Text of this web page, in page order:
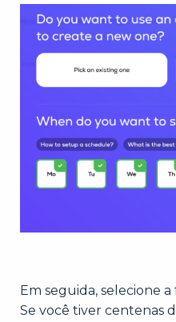
Em seguida, selecione
Se você tiver centenas